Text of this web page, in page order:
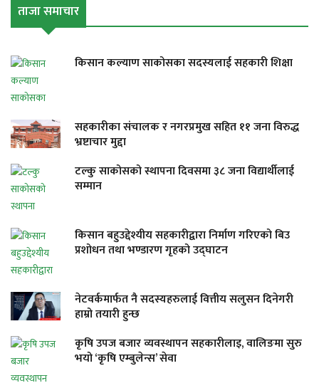
ताजा समाचार
किसान कल्याण साकोसका सदस्यलाई सहकारी शिक्षा
सहकारीका संचालक र नगरप्रमुख सहित ११ जना विरुद्ध
भ्रष्टाचार मुद्दा
टल्कु साकोसको स्थापना दिवसमा ३८ जना विद्यार्थीलाई
सम्मान
किसान बहुउद्देश्यीय सहकारीद्वारा निर्माण गरिएको बिउ
प्रशोधन तथा भण्डारण गृहको उद्घाटन
नेटवर्कमार्फत नै सदस्यहरुलाई वित्तीय सलुसन दिनेगरी
हाम्रो तयारी हुन्छ
कृषि उपज बजार व्यवस्थापन सहकारीलाइ, वालिङमा सुरु
भयो ‘कृषि एम्बुलेन्स’ सेवा